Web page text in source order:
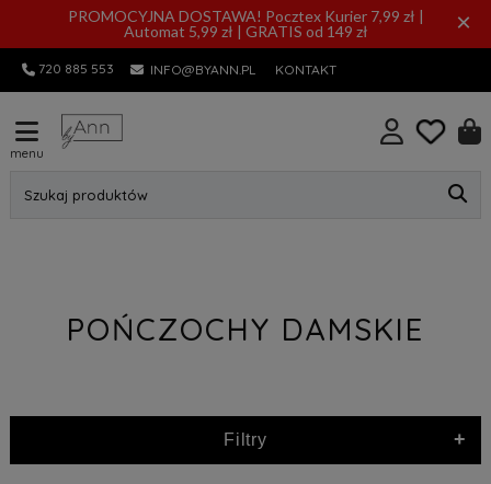
PROMOCYJNA DOSTAWA! Pocztex Kurier 7,99 zł |
Automat 5,99 zł | GRATIS od 149 zł
×
720 885 553 INFO@BYANN.PL KONTAKT
menu
Szukaj produktów
POŃCZOCHY DAMSKIE
Filtry +